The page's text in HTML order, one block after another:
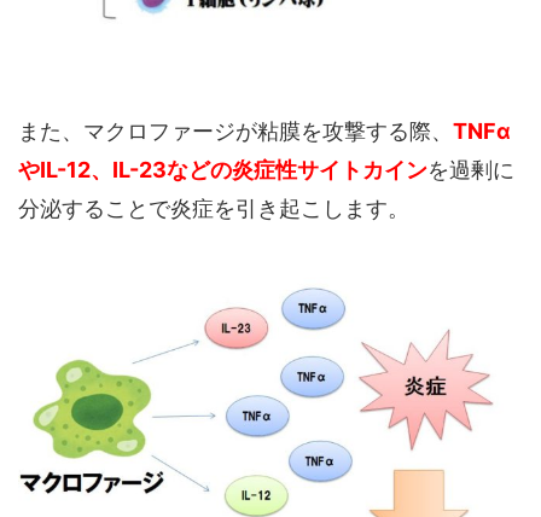
また、マクロファージが粘膜を攻撃する際、 TNFα
やIL-12、IL-23などの炎症性サイトカインを過剰に
分泌することで炎症を引き起こします。